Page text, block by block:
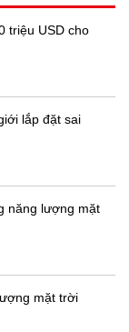
triệu USD cho
lắp đặt sai
năng lượng mặt
mặt trời